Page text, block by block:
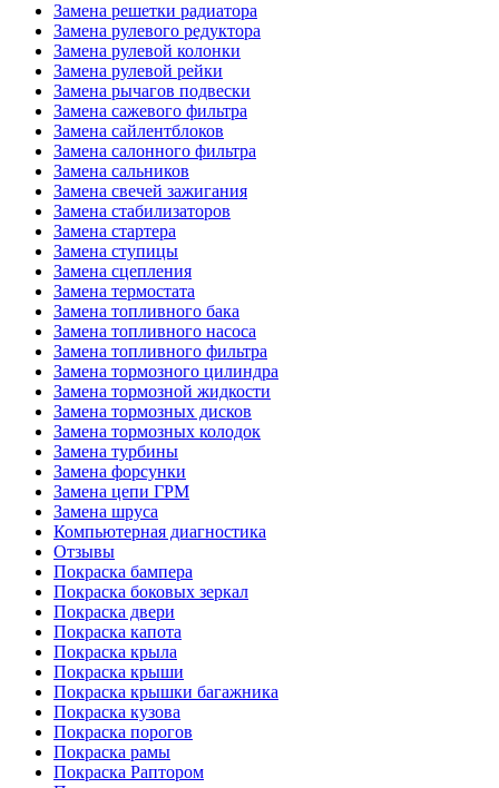
Замена решетки радиатора
Замена рулевого редуктора
Замена рулевой колонки
Замена рулевой рейки
Замена рычагов подвески
Замена сажевого фильтра
Замена сайлентблоков
Замена салонного фильтра
Замена сальников
Замена свечей зажигания
Замена стабилизаторов
Замена стартера
Замена ступицы
Замена сцепления
Замена термостата
Замена топливного бака
Замена топливного насоса
Замена топливного фильтра
Замена тормозного цилиндра
Замена тормозной жидкости
Замена тормозных дисков
Замена тормозных колодок
Замена турбины
Замена форсунки
Замена цепи ГРМ
Замена шруса
Компьютерная диагностика
Отзывы
Покраска бампера
Покраска боковых зеркал
Покраска двери
Покраска капота
Покраска крыла
Покраска крыши
Покраска крышки багажника
Покраска кузова
Покраска порогов
Покраска рамы
Покраска Раптором